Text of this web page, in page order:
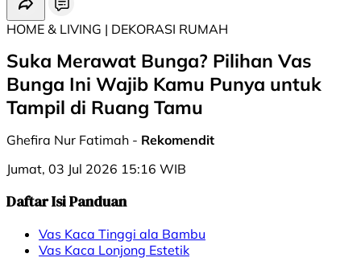
HOME & LIVING | DEKORASI RUMAH
Suka Merawat Bunga? Pilihan Vas
Bunga Ini Wajib Kamu Punya untuk
Tampil di Ruang Tamu
Ghefira Nur Fatimah - Rekomendit
Jumat, 03 Jul 2026 15:16 WIB
Daftar Isi Panduan
Vas Kaca Tinggi ala Bambu
Vas Kaca Lonjong Estetik